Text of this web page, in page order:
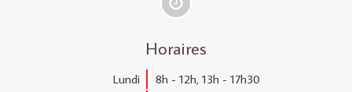
Horaires
Lundi 8h - 12h, 13h - 17h30